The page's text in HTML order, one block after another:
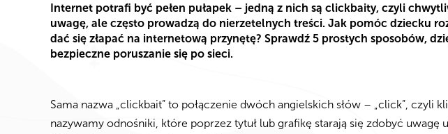
Internet potrafi być pełen pułapek – jedną z nich są clickbaity, czyli
uwagę, ale często prowadzą do nierzetelnych treści. Jak pomóc dziecku
dać się złapać na internetową przynętę? Sprawdź 5 prostych sposobów,
bezpieczne poruszanie się po sieci.
Sama nazwa „clickbait” to połączenie dwóch angielskich słów – „click”, czyli
nazywamy odnośniki, które poprzez tytuł lub grafikę starają się zdobyć